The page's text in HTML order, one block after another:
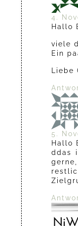
4.
Hallo
viele
Ein
Liebe
5.
Hallo
ddas